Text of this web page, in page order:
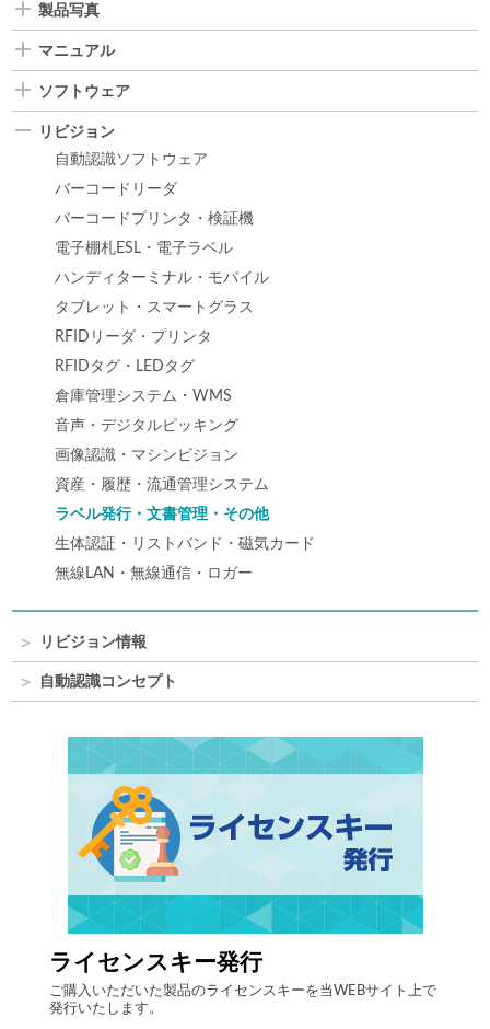
製品写真
マニュアル
ソフトウェア
リビジョン
自動認識ソフトウェア
バーコードリーダ
バーコードプリンタ・検証機
電子棚札ESL・電子ラベル
ハンディターミナル・モバイル
タブレット・スマートグラス
RFIDリーダ・プリンタ
RFIDタグ・LEDタグ
倉庫管理システム・WMS
音声・デジタルピッキング
画像認識・マシンビジョン
資産・履歴・流通管理システム
ラベル発行・文書管理・その他
生体認証・リストバンド・磁気カード
無線LAN・無線通信・ロガー
リビジョン情報
自動認識コンセプト
ライセンスキー発行
ご購入いただいた製品のライセンスキーを当WEBサイト上で
発行いたします。